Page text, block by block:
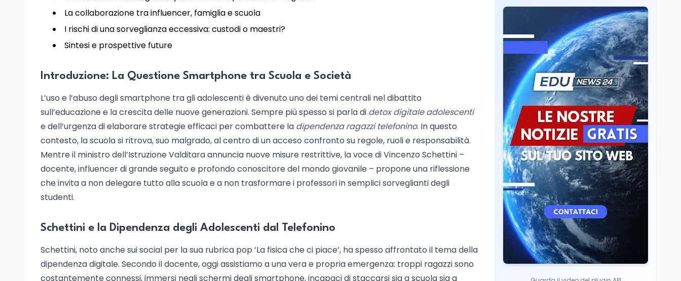
La collaborazione tra influencer, famiglia e scuola
I rischi di una sorveglianza eccessiva: custodi o maestri?
Sintesi e prospettive future
Introduzione: La Questione Smartphone tra Scuola e Società
L’uso e l’abuso degli smartphone tra gli adolescenti è divenuto uno dei temi centrali nel dibattito
sull’educazione e la crescita delle nuove generazioni. Sempre più spesso si parla di detox digitale adolescenti
e dell’urgenza di elaborare strategie efficaci per combattere la dipendenza ragazzi telefonino. In questo
contesto, la scuola si ritrova, suo malgrado, al centro di un acceso confronto su regole, ruoli e responsabilità.
Mentre il ministro dell’Istruzione Valditara annuncia nuove misure restrittive, la voce di Vincenzo Schettini –
docente, influencer di grande seguito e profondo conoscitore del mondo giovanile – propone una riflessione
che invita a non delegare tutto alla scuola e a non trasformare i professori in semplici sorveglianti degli
studenti.
Schettini e la Dipendenza degli Adolescenti dal Telefonino
Schettini, noto anche sui social per la sua rubrica pop ‘La fisica che ci piace’, ha spesso affrontato il tema della
dipendenza digitale. Secondo il docente, oggi assistiamo a una vera e propria emergenza: troppi ragazzi sono
costantemente connessi, immersi negli schermi degli smartphone, incapaci di staccarsi sia a scuola sia a
l'autore, nel 1968, del
famoso "manuale" per la
spartizione delle
poltrone e del potere
Mondo9 ago
La denuncia della
limonata e il dato ISTAT
sul tempo online dei
ragazzi
Scuola9 ago
Insegnare matematica
in Italia: quali lauree e
CFU servono per A-26 e
A-28
Lavoro9 ago
Salvini vuole tassare le
banche per aumentare
le pensioni: cosa cambia